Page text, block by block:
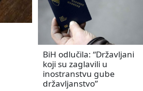
BiH odlučila: “Državljani
koji su zaglavili u
inostranstvu gube
državljanstvo”